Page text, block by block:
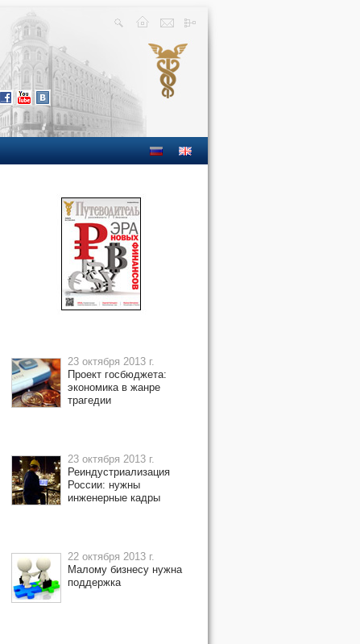
23 октября 2013 г.
Проект госбюджета:
экономика в жанре
трагедии
23 октября 2013 г.
Реиндустриализация
России: нужны
инженерные кадры
22 октября 2013 г.
Малому бизнесу нужна
поддержка